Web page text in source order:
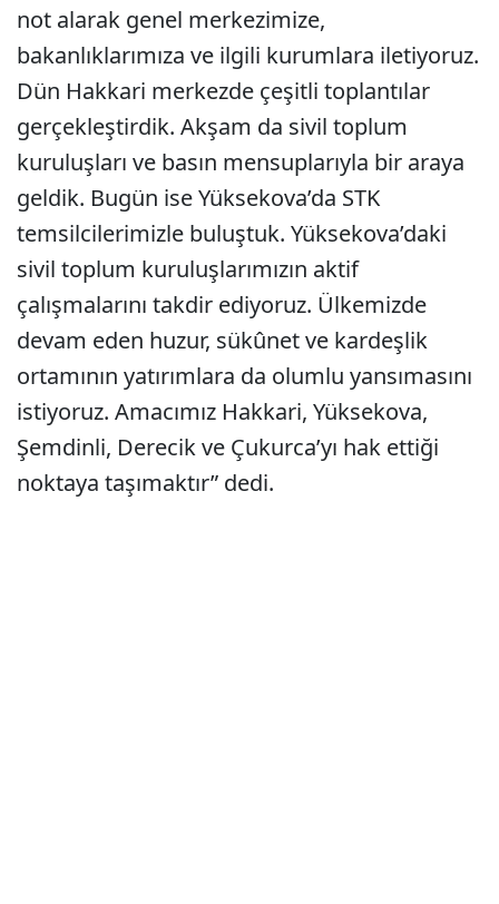
not alarak genel merkezimize,
bakanlıklarımıza ve ilgili kurumlara iletiyoruz.
Dün Hakkari merkezde çeşitli toplantılar
gerçekleştirdik. Akşam da sivil toplum
kuruluşları ve basın mensuplarıyla bir araya
geldik. Bugün ise Yüksekova’da STK
temsilcilerimizle buluştuk. Yüksekova’daki
sivil toplum kuruluşlarımızın aktif
çalışmalarını takdir ediyoruz. Ülkemizde
devam eden huzur, sükûnet ve kardeşlik
ortamının yatırımlara da olumlu yansımasını
istiyoruz. Amacımız Hakkari, Yüksekova,
Şemdinli, Derecik ve Çukurca’yı hak ettiği
noktaya taşımaktır” dedi.